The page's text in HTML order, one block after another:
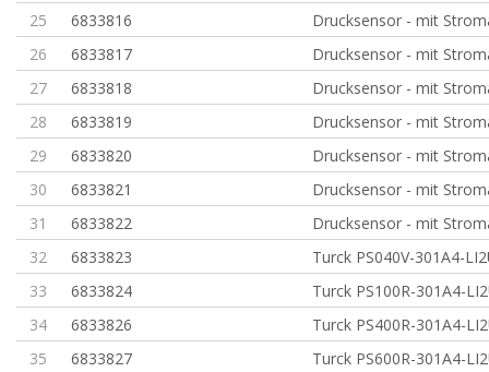
25
6833816
Drucksensor - mit
26
6833817
Drucksensor - mit
27
6833818
Drucksensor - mit
28
6833819
Drucksensor - mit
29
6833820
Drucksensor - mit
30
6833821
Drucksensor - mit
31
6833822
Drucksensor - mit
32
6833823
Turck PS040V-301A4-
33
6833824
Turck PS100R-301A4-
34
6833826
Turck PS400R-301A4-
35
6833827
Turck PS600R-301A4-